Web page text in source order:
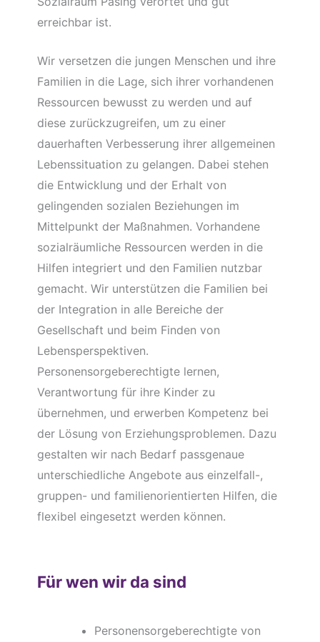
erreichbar ist.
Wir versetzen die jungen Menschen und ihre
Familien in die Lage, sich ihrer vorhandenen
Ressourcen bewusst zu werden und auf
diese zurückzugreifen, um zu einer
dauerhaften Verbesserung ihrer allgemeinen
Lebenssituation zu gelangen. Dabei stehen
die Entwicklung und der Erhalt von
gelingenden sozialen Beziehungen im
Mittelpunkt der Maßnahmen. Vorhandene
sozialräumliche Ressourcen werden in die
Hilfen integriert und den Familien nutzbar
gemacht. Wir unterstützen die Familien bei
der Integration in alle Bereiche der
Gesellschaft und beim Finden von
Lebensperspektiven.
Personensorgeberechtigte lernen,
Verantwortung für ihre Kinder zu
übernehmen, und erwerben Kompetenz bei
der Lösung von Erziehungsproblemen. Dazu
gestalten wir nach Bedarf passgenaue
unterschiedliche Angebote aus einzelfall-,
gruppen- und familienorientierten Hilfen, die
flexibel eingesetzt werden können.
Für wen wir da sind
Personensorgeberechtigte von